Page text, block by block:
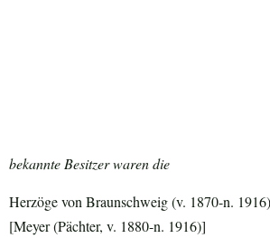
bekannte Besitzer waren die
Herzöge von Braunschweig (v. 1870-n. 1916)
[Meyer (Pächter, v. 1880-n. 1916)]